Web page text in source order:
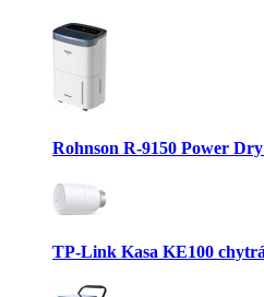
Rohnson R-9150 Power
TP-Link Kasa KE100